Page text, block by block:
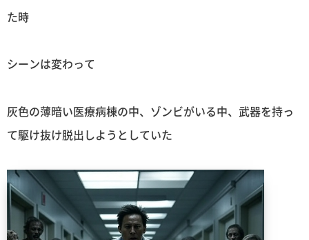
た時
シーンは変わって
灰色の薄暗い医療病棟の中、ゾンビがいる中、武器を持っ
て駆け抜け脱出しようとしていた